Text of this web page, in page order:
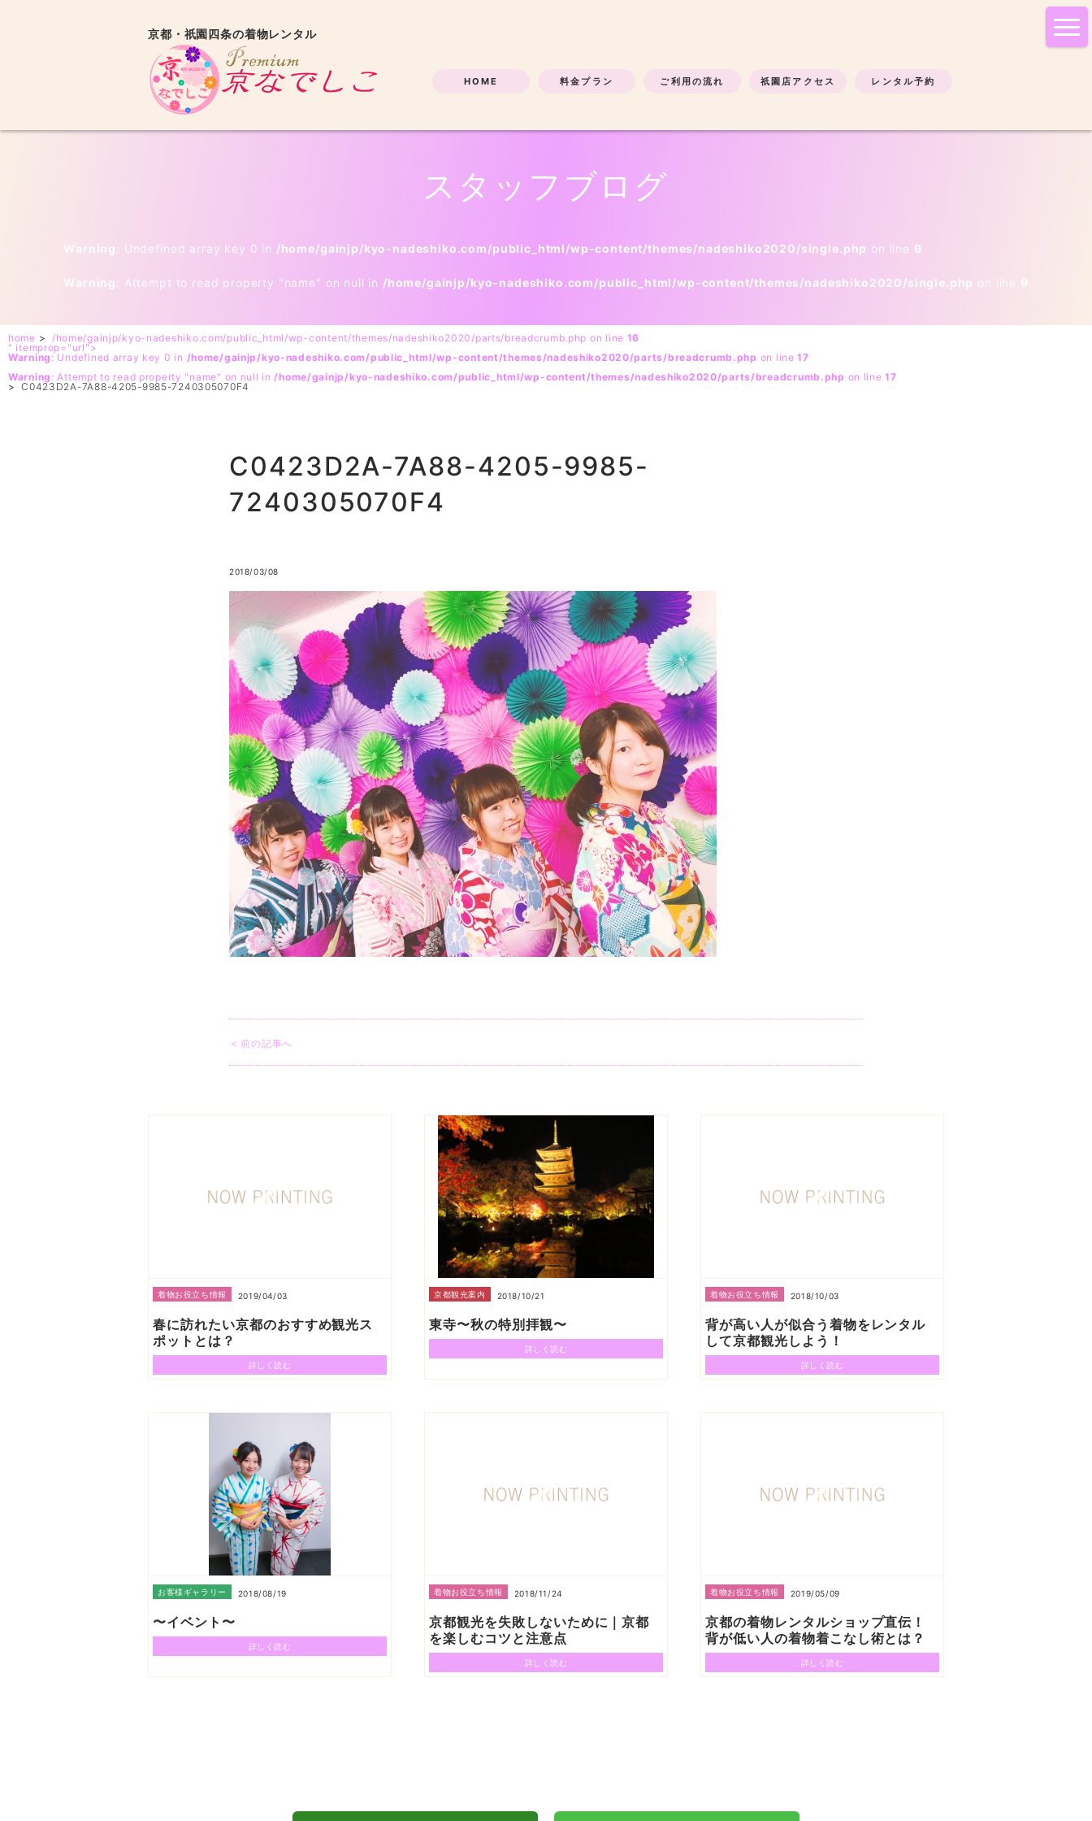
京都・祇園四条の着物レンタル
HOME 料金プラン ご利用の流れ 祇園店アクセス レンタル予約
スタッフブログ
Warning: Undefined array key 0 in /home/gainjp/kyo-nadeshiko.com/public_html/wp-content/themes/nadeshiko2020/single.php on line 9
Warning: Attempt to read property "name" on null in /home/gainjp/kyo-nadeshiko.com/public_html/wp-content/themes/nadeshiko2020/single.php on line 9
home > /home/gainjp/kyo-nadeshiko.com/public_html/wp-content/themes/nadeshiko2020/parts/breadcrumb.php on line 16
" itemprop="url">
Warning : Undefined array key 0 in /home/gainjp/kyo-nadeshiko.com/public_html/wp-content/themes/nadeshiko2020/parts/breadcrumb.php on line17
Warning : Attempt to read property "name" on null in/home/gainjp/kyo-nadeshiko.com/public_html/wp-content/themes/nadeshiko2020/parts/breadcrumb.php on line17
>C0423D2A-7A88-4205-9985-7240305070F4
C0423D2A-7A88-4205-9985-
7240305070F4
2018/03/08
< 前の記事へ
着物お役立ち情報 2019/04/03
春に訪れたい京都のおすすめ観光ス
ポットとは？
詳しく読む
京都観光案内 2018/10/21
東寺〜秋の特別拝観〜
詳しく読む
着物お役立ち情報 2018/10/03
背が高い人が似合う着物をレンタル
して京都観光しよう！
詳しく読む
お客様ギャラリー 2018/08/19
〜イベント〜
詳しく読む
着物お役立ち情報 2018/11/24
京都観光を失敗しないために｜京都
を楽しむコツと注意点
詳しく読む
着物お役立ち情報 2019/05/09
京都の着物レンタルショップ直伝！
背が低い人の着物着こなし術とは？
詳しく読む